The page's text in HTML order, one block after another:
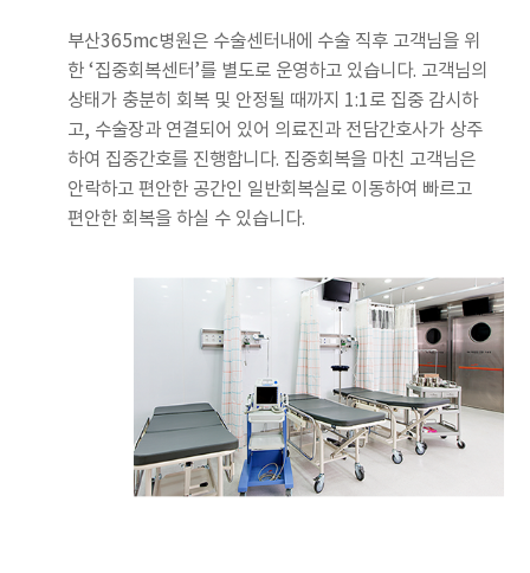
부산365mc병원은 수술센터내에 수술 직후 고객님을 위
한 ‘집중회복센터’를 별도로 운영하고 있습니다. 고객님의
상태가 충분히 회복 및 안정될 때까지 1:1로 집중 감시하
고, 수술장과 연결되어 있어 의료진과 전담간호사가 상주
하여 집중간호를 진행합니다. 집중회복을 마친 고객님은
안락하고 편안한 공간인 일반회복실로 이동하여 빠르고
편안한 회복을 하실 수 있습니다.